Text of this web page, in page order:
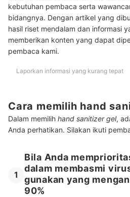
kebutuhan pembaca serta
bidangnya. Dengan artikel yang
hasil riset mendalam dan informasi
memberikan konten yang dapat
pembaca kami.
Laporkan informasi yang kurang tepat
Cara memilih hand
Dalam memilih hand sanitizer gel,
Anda perhatikan. Silakan ikuti
1
Bila Anda
dalam membasmi
gunakan yang
90%